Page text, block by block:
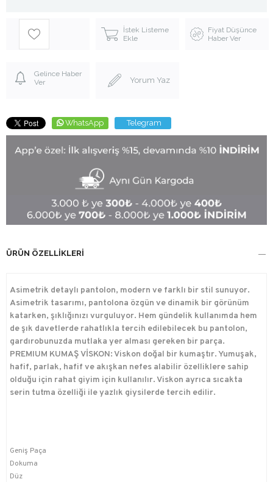
İstek Listeme
Ekle
Fiyat Düşünce
Haber Ver
Gelince Haber
Ver
Yorum Yaz
WhatsApp Telegram
ÜRÜN ÖZELLIKLERI
Asimetrik detaylı pantolon, modern ve farklı bir stil sunuyor.
Asimetrik tasarımı, pantolona özgün ve dinamik bir görünüm
katarken, şıklığınızı vurguluyor. Hem gündelik kullanımda hem
de şık davetlerde rahatlıkla tercih edilebilecek bu pantolon,
gardırobunuzda mutlaka yer alması gereken bir parça.
PREMIUM KUMAŞ VİSKON: Viskon doğal bir kumaştır. Yumuşak,
hafif, parlak, hafif ve akışkan nefes alabilir özelliklere sahip
olduğu için rahat giyim için kullanılır. Viskon ayrıca sıcakta
serin tutma özelliği ile yazlık giysilerde tercih edilir.
Geniş Paça
Dokuma
Düz